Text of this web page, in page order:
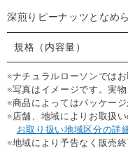
深煎りピーナッツとなめ
規格（内容量）
※ナチュラルローソンでは
※写真はイメージです。実
※商品によってはパッケー
※店舗、地域によりお取扱
お取り扱い地域区分の詳
※地域により予告なく販売